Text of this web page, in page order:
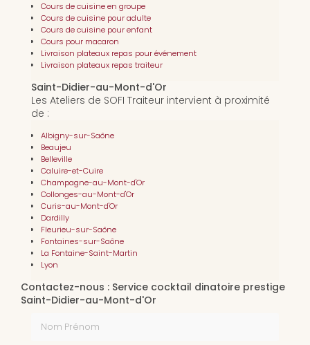
Cours de cuisine en groupe
Cours de cuisine pour adulte
Cours de cuisine pour enfant
Cours pour macaron
Livraison plateaux repas pour événement
Livraison plateaux repas traiteur
Saint-Didier-au-Mont-d'Or
Les Ateliers de SOFI Traiteur intervient à proximité
de :
Albigny-sur-Saône
Beaujeu
Belleville
Caluire-et-Cuire
Champagne-au-Mont-d'Or
Collonges-au-Mont-d'Or
Curis-au-Mont-d'Or
Dardilly
Fleurieu-sur-Saône
Fontaines-sur-Saône
La Fontaine-Saint-Martin
Lyon
Contactez-nous : Service cocktail dinatoire prestige
Saint-Didier-au-Mont-d'Or